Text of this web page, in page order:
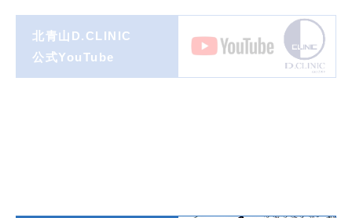
北青山D.CLINIC
公式YouTube